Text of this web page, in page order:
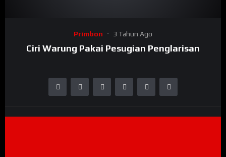
Primbon 3 Tahun Ago
Ciri Warung Pakai Pesugian Penglarisan